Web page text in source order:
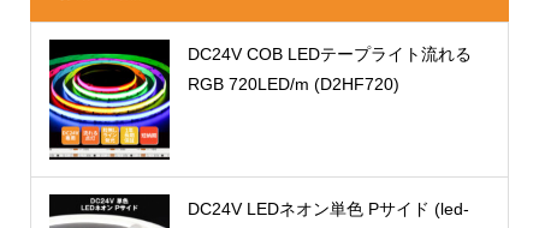
DC24V COB LEDテープライト流れる
RGB 720LED/m (D2HF720)
DC24V LEDネオン単色 Pサイド (led-